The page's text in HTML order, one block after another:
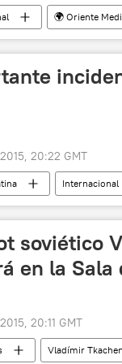
🌍 Oriente
Eldad Pardo
20:22 GMT
Internacional
Salud Pública (MSP)
soviético
en la Sala
20:11 GMT
Vladímir